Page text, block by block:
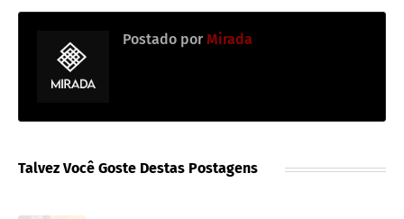
Postado por Mirada
Talvez Você Goste Destas Postagens